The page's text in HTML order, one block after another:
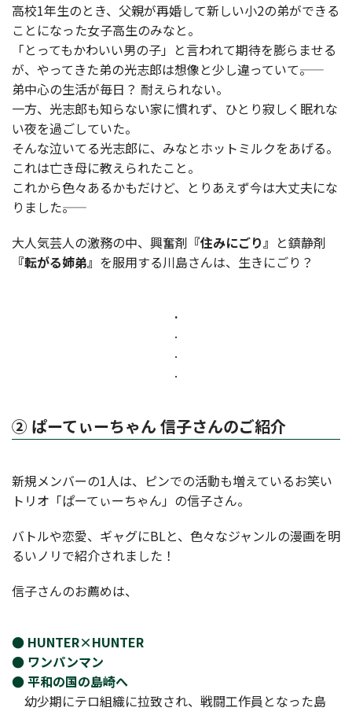
高校1年生のとき、父親が再婚して新しい小2の弟ができる
ことになった女子高生のみなと。
「とってもかわいい男の子」と言われて期待を膨らませる
が、やってきた弟の光志郎は想像と少し違っていて――。
弟中心の生活が毎日？ 耐えられない。
一方、光志郎も知らない家に慣れず、ひとり寂しく眠れな
い夜を過ごしていた。
そんな泣いてる光志郎に、みなとホットミルクをあげる。
これは亡き母に教えられたこと。
これから色々あるかもだけど、とりあえず今は大丈夫にな
りました――。
大人気芸人の激務の中、興奮剤 『住みにごり』 と鎮静剤
『転がる姉弟』 を服用する川島さんは、生きにごり？
.
.
.
.
② ぱーてぃーちゃん 信子さんのご紹介
新規メンバーの1人は、ピンでの活動も増えているお笑い
トリオ「ぱーてぃーちゃん」の信子さん。
バトルや恋愛、ギャグにBLと、色々なジャンルの漫画を明
るいノリで紹介されました！
信子さんのお薦めは、
● HUNTER×HUNTER
● ワンパンマン
● 平和の国の島崎へ
幼少期にテロ組織に拉致され、戦闘工作員となった島